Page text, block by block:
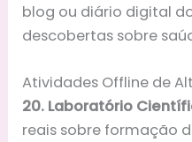
blog ou diário digital
descobertas sobre
Atividades Offline de
20. Laboratório
reais sobre formação